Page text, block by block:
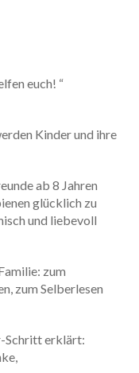
euch! “
Kinder und ihre
ab 8 Jahren
glücklich zu
und liebevoll
zum
zum Selberlesen
Schritt erklärt: